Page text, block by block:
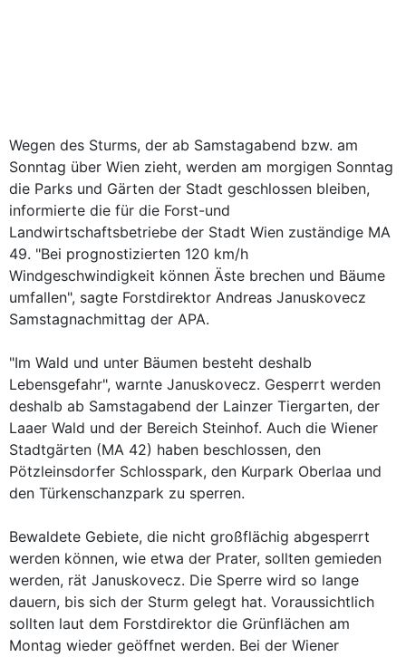
Wegen des Sturms, der ab Samstagabend bzw. am
Sonntag über Wien zieht, werden am morgigen Sonntag
die Parks und Gärten der Stadt geschlossen bleiben,
informierte die für die Forst-und
Landwirtschaftsbetriebe der Stadt Wien zuständige MA
49. "Bei prognostizierten 120 km/h
Windgeschwindigkeit können Äste brechen und Bäume
umfallen", sagte Forstdirektor Andreas Januskovecz
Samstagnachmittag der APA.
"Im Wald und unter Bäumen besteht deshalb
Lebensgefahr", warnte Januskovecz. Gesperrt werden
deshalb ab Samstagabend der Lainzer Tiergarten, der
Laaer Wald und der Bereich Steinhof. Auch die Wiener
Stadtgärten (MA 42) haben beschlossen, den
Pötzleinsdorfer Schlosspark, den Kurpark Oberlaa und
den Türkenschanzpark zu sperren.
Bewaldete Gebiete, die nicht großflächig abgesperrt
werden können, wie etwa der Prater, sollten gemieden
werden, rät Januskovecz. Die Sperre wird so lange
dauern, bis sich der Sturm gelegt hat. Voraussichtlich
sollten laut dem Forstdirektor die Grünflächen am
Montag wieder geöffnet werden. Bei der Wiener